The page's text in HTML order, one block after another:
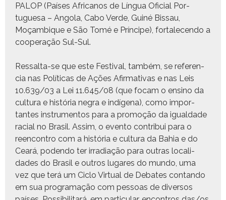
PALOP (País­es Africanos de Lín­gua Ofi­cial Por­
tugue­sa – Ango­la, Cabo Verde, Guiné Bis­sau,
Moçam­bique e São Tomé e Príncipe), for­t­ale­cen­do a
coop­er­ação Sul-Sul.
Ressalta-se que este Fes­ti­val, tam­bém, se ref­er­en­
cia nas Políti­cas de Ações Afir­ma­ti­vas e nas Leis
10.639/03 a Lei 11.645/08 (que focam o ensi­no da
cul­tura e história negra e indí­ge­na), como impor­
tantes instru­men­tos para a pro­moção da igual­dade
racial no Brasil. Assim, o even­to con­tribui para o
reen­con­tro com a história e cul­tura da Bahia e do
Ceará, poden­do ter irra­di­ação para out­ras local­i­
dades do Brasil e out­ros lugares do mun­do, uma
vez que terá um Ciclo Vir­tu­al de Debates con­tan­do
em sua pro­gra­mação com pes­soas de diver­sos